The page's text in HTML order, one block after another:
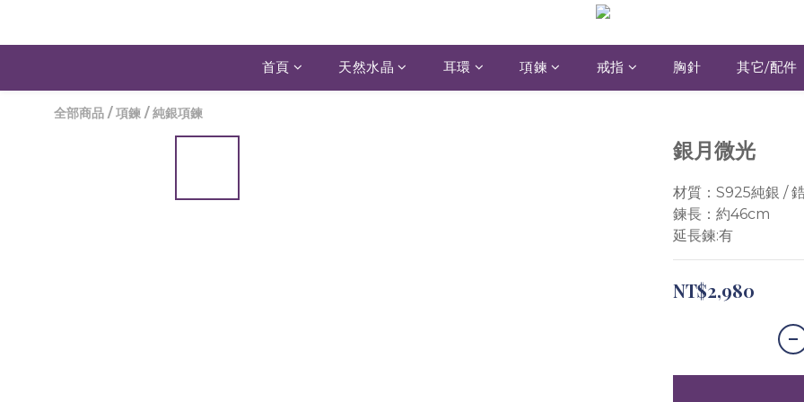
首頁 天然水晶 耳環 項鍊 戒指 胸針 其它/配件
全部商品 /項鍊 /純銀項鍊
銀月微光
材質：S925純銀 /
鍊長：約46cm
延長鍊:有
NT$2,980